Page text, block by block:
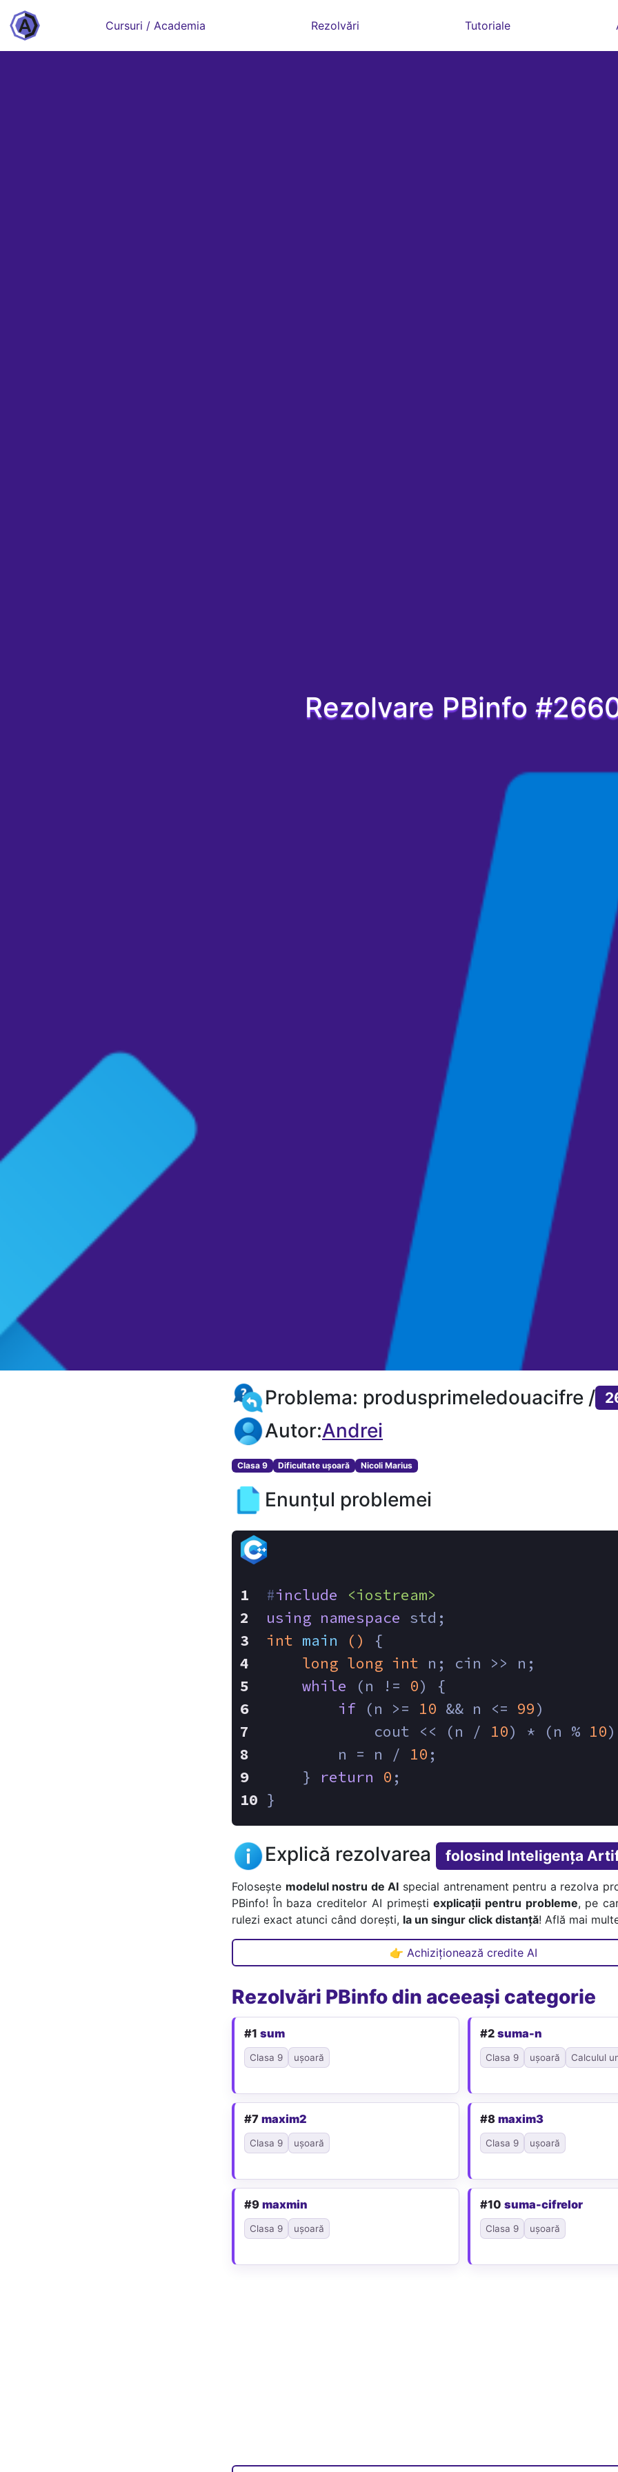
Cursuri / Academia Rezolvări Tutoriale
Rezolvare PBinfo
Problema: produsprimeledouacifre /
Autor:Andrei
Clasa 9 Dificultate ușoară Nicoli Marius
Enunțul problemei
#include
<iostream>
using namespace std;
int main ()
{
long long int n; cin >> n;
while (n != 0) {
if (n >= 10 && n <= 99)
            cout << (n /
10) * (n % 10
        n = n /
10 ;
    }
return 0 ;
}
Explică rezolvarea folosind Inteligența
Folosește modelul nostru de AI special antrenament pentru a rezolva
PBinfo! În baza creditelor AI primeștiexplicații pentru probleme, pe
rulezi exact atunci când dorești, la un singur click distanță! Află mai
👉 Achiziționează credite AI
Rezolvări PBinfo din aceeași categorie
#1 sum
Clasa 9 ușoară
#2 suma-n
Clasa 9 ușoară Calculul
#7 maxim2
Clasa 9 ușoară
#8 maxim3
Clasa 9 ușoară
#9 maxmin
Clasa 9 ușoară
#10 suma-cifrelor
Clasa 9 ușoară